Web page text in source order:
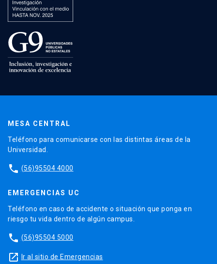
MESA CENTRAL
Teléfono para comunicarse con las distintas áreas de la
Universidad.
phone (56)95504 4000
EMERGENCIAS UC
Teléfono en caso de accidente o situación que ponga en
riesgo tu vida dentro de algún campus.
phone (56)95504 5000
launch Ir al sitio de Emergencias